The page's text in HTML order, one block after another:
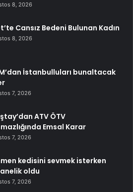
8, 2026
Cansız Bedeni Bulunan Kadın
8, 2026
İstanbulluları bunaltacak
7, 2026
ATV ÖTV
Emsal Karar
7, 2026
kedisini sevmek isterken
oldu
7, 2026